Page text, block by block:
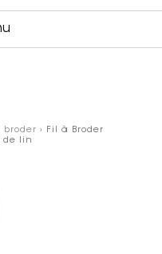
broder › Fil à Broder
de lin